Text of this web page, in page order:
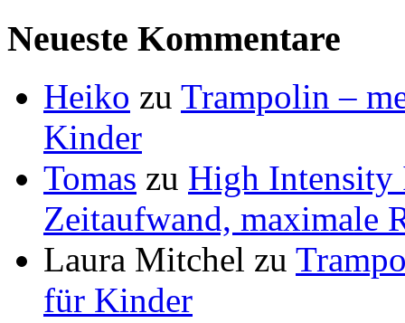
Neueste Kommentare
Heiko zu Trampolin –
Kinder
Tomas zu High
Zeitaufwand, maximale
Laura Mitchel zu
für Kinder